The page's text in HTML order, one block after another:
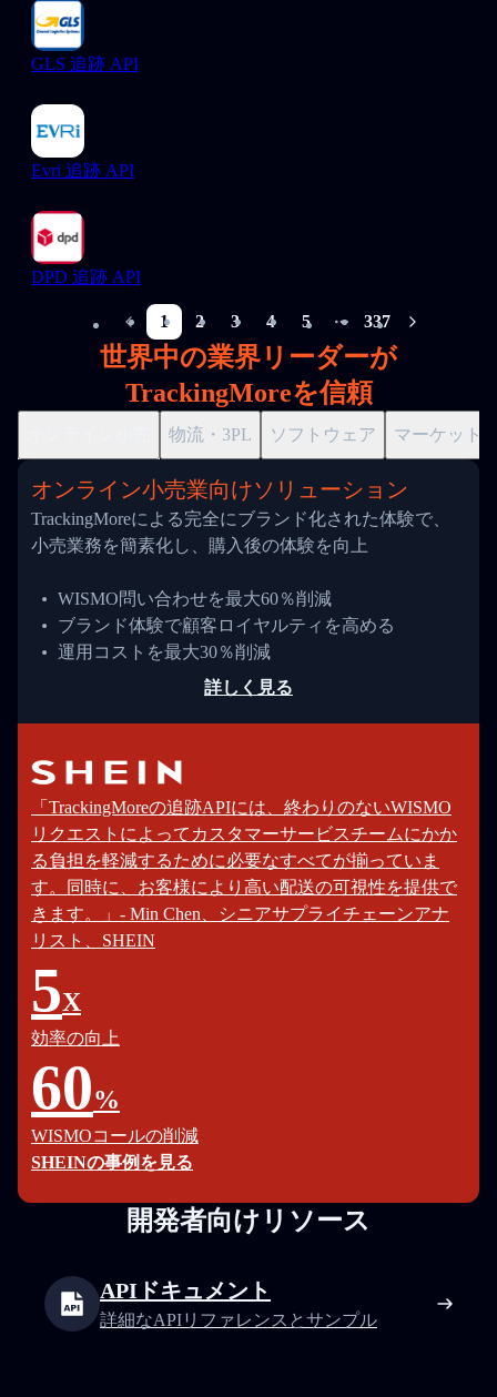
GLS 追跡 API
Evri 追跡 API
DPD 追跡 API
1 2 3 4 5
More pages
337
世界中の業界リーダーが
TrackingMoreを信頼
物流・3PL ソフトウェア マーケット
オンライン小売業向けソリューション
TrackingMoreによる完全にブランド化された体験で、
小売業務を簡素化し、購入後の体験を向上
WISMO問い合わせを最大60％削減
ブランド体験で顧客ロイヤルティを高める
運用コストを最大30％削減
詳しく見る
「TrackingMoreの追跡APIには、終わりのないWISMO
リクエストによってカスタマーサービスチームにかか
る負担を軽減するために必要なすべてが揃っていま
す。同時に、お客様により高い配送の可視性を提供で
きます。」- Min Chen、シニアサプライチェーンアナ
リスト、SHEIN
5X
効率の向上
60%
WISMOコールの削減
SHEINの事例を見る
開発者向けリソース
APIドキュメント
詳細なAPIリファレンスとサンプル